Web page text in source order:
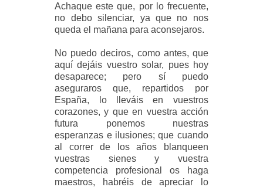
Achaque este que, por lo frecuente,
no debo silenciar, ya que no nos
queda el mañana para aconsejaros.
No puedo deciros, como antes, que
aquí dejáis vuestro solar, pues hoy
desaparece; pero sí puedo
aseguraros que, repartidos por
España, lo lleváis en vuestros
corazones, y que en vuestra acción
futura ponemos nuestras
esperanzas e ilusiones; que cuando
al correr de los años blanqueen
vuestras sienes y vuestra
competencia profesional os haga
maestros, habréis de apreciar lo